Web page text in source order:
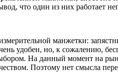
что один из них работает
манжетки:
удобен, но, к сожалению,
На данный момент на
Поэтому нет смысла